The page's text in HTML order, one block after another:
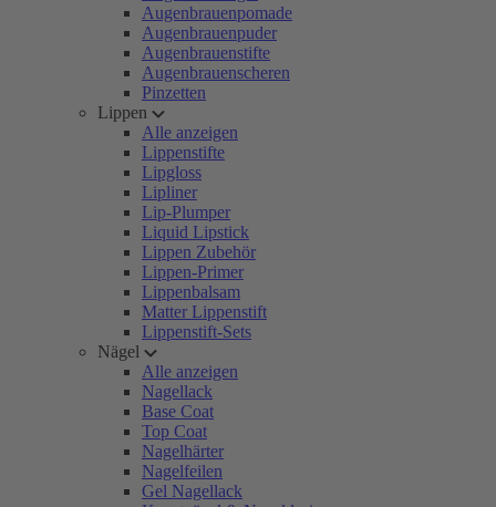
Augenbrauenpomade
Augenbrauenpuder
Augenbrauenstifte
Augenbrauenscheren
Pinzetten
Lippen
Alle anzeigen
Lippenstifte
Lipgloss
Lipliner
Lip-Plumper
Liquid Lipstick
Lippen Zubehör
Lippen-Primer
Lippenbalsam
Matter Lippenstift
Lippenstift-Sets
Nägel
Alle anzeigen
Nagellack
Base Coat
Top Coat
Nagelhärter
Nagelfeilen
Gel Nagellack